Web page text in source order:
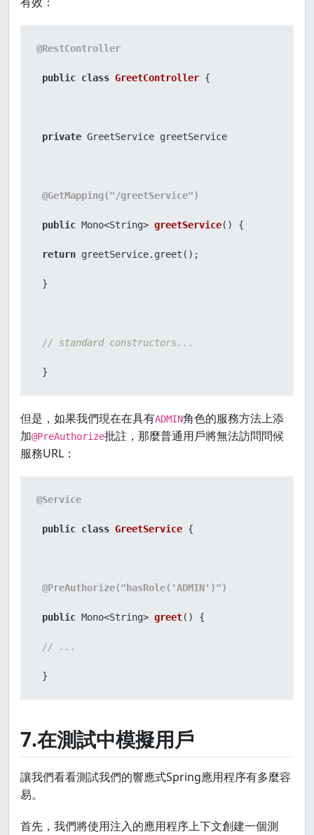
@RestController
public class GreetController {
private GreetService greetService
@GetMapping("/greetService")
public Mono<String> greetService() {
return greetService.greet();
}
// standard constructors...
}
但是，如果我們現在在具有ADMIN角色的服務方法上添
加@PreAuthorize批註，那麼普通用戶將無法訪問問候
服務URL：
@Service
public class GreetService {
@PreAuthorize("hasRole('ADMIN')")
public Mono<String> greet() {
// ...
}
7.在測試中模擬用戶
讓我們看看測試我們的響應式Spring應用程序有多麼容
易。
首先，我們將使用注入的應用程序上下文創建一個測